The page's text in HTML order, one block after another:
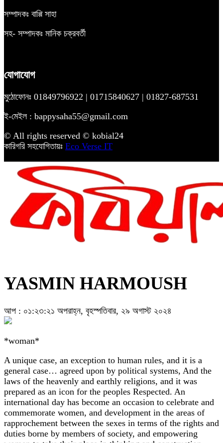
সম্পাদকঃ বাপ্পি সাহা
সহ- সম্পাদকঃ মানিক চক্রবর্তী
যোগাযোগ
মুঠোফোনঃ 01849796922 | 01715840627 | 01827-687531
ই-মেইল : bappysaha55@gmail.com
© All rights reserved © kobial24
কারিগরি সহযোগিতায়ঃ Eco Verse IT
YASMIN HARMOUSH
আপ : ০১:২৩:২১ অপরাহ্ন, বৃহস্পতিবার, ২৯ অগাস্ট ২০২৪
*woman*
A unique case, an exception to human rules, and it is a
general case… agreed upon by political systems, And the
laws of the heavenly and earthly religions, and it was
prepared as an icon for the peoples Respected. An
international day has become an occasion to celebrate and
commemorate women, and development in the areas of
rapprochement between the sexes in terms of the rights and
duties borne by members of society, and empowering